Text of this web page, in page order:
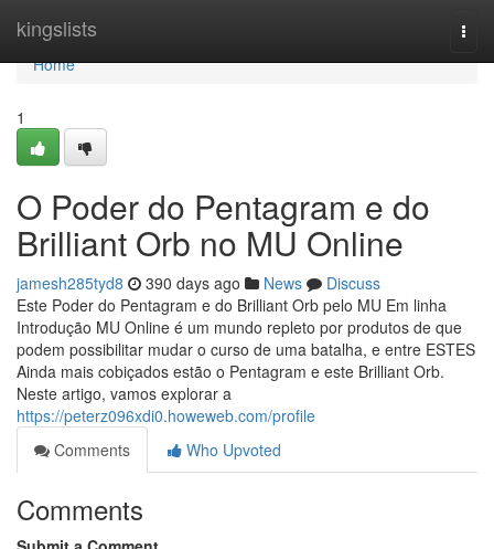
kingslists
Home
Home
1
O Poder do Pentagram e do
Brilliant Orb no MU Online
jamesh285tyd8 390 days ago News
Discuss
Este Poder do Pentagram e do Brilliant Orb pelo MU Em linha
Introdução MU Online é um mundo repleto por produtos de que
podem possibilitar mudar o curso de uma batalha, e entre ESTES
Ainda mais cobiçados estão o Pentagram e este Brilliant Orb.
Neste artigo, vamos explorar a
https://peterz096xdi0.howeweb.com/profile
Comments
Who Upvoted
Comments